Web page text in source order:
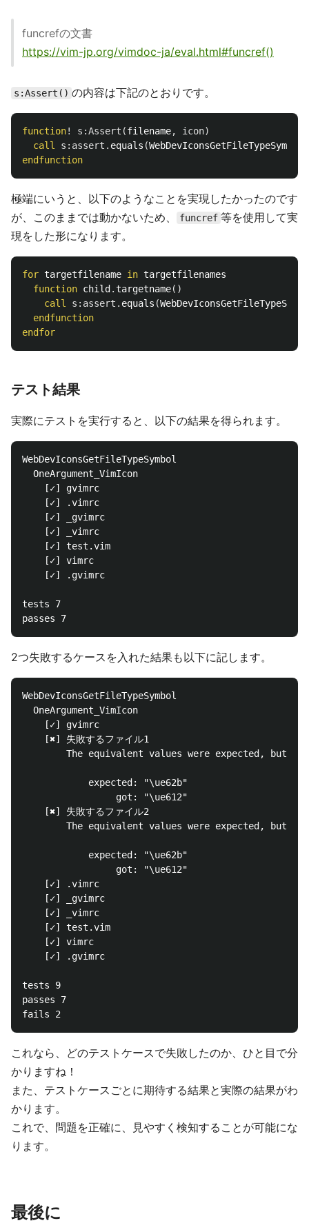
funcrefの文書
https://vim-jp.org/vimdoc-ja/eval.html#funcref()
s:Assert() の内容は下記のとおりです。
function! s:Assert (filename, icon)
call
s:assert . equals (WebDevIconsGetFileTypeSymbol
endfunction
極端にいうと、以下のようなことを実現したかったのです
が、このままでは動かないため、
funcref 等を使用して実
現をした形になります。
for targetfilename in targetfilenames
function child .targetname()
call
s:assert . equals (
endfunction
endfor
テスト結果
実際にテストを実行すると、以下の結果を得られます。
WebDevIconsGetFileTypeSymbol
  OneArgument_VimIcon
    [✓] gvimrc
    [✓] .vimrc
    [✓] _gvimrc
    [✓] _vimrc
    [✓] test.vim
    [✓] vimrc
    [✓] .gvimrc
tests 7
2つ失敗するケースを入れた結果も以下に記します。
WebDevIconsGetFileTypeSymbol
  OneArgument_VimIcon
    [✓] gvimrc
    [✖] 失敗するファイル1
The equivalent values were expected, but it
            expected: "\ue62b"
                 got: "\ue612"
    [✖] 失敗するファイル2
The equivalent values were expected, but it
            expected: "\ue62b"
                 got: "\ue612"
    [✓] .vimrc
    [✓] _gvimrc
    [✓] _vimrc
    [✓] test.vim
    [✓] vimrc
    [✓] .gvimrc
tests 9
passes 7
これなら、どのテストケースで失敗したのか、ひと目で分
かりますね！
また、テストケースごとに期待する結果と実際の結果がわ
かります。
これで、問題を正確に、見やすく検知することが可能にな
ります。
最後に